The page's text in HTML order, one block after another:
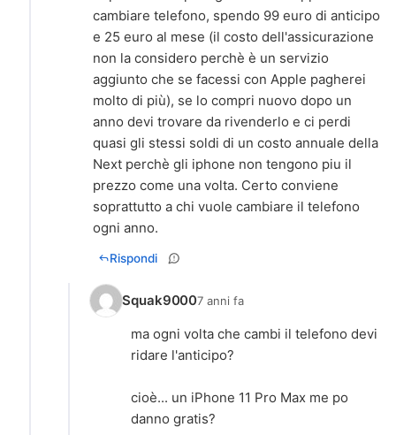
cambiare telefono, spendo 99 euro di anticipo
e 25 euro al mese (il costo dell'assicurazione
non la considero perchè è un servizio
aggiunto che se facessi con Apple pagherei
molto di più), se lo compri nuovo dopo un
anno devi trovare da rivenderlo e ci perdi
quasi gli stessi soldi di un costo annuale della
Next perchè gli iphone non tengono piu il
prezzo come una volta. Certo conviene
soprattutto a chi vuole cambiare il telefono
ogni anno.
Rispondi
Squak90007 anni fa
ma ogni volta che cambi il telefono devi
ridare l'anticipo?
cioè... un iPhone 11 Pro Max me po
danno gratis?